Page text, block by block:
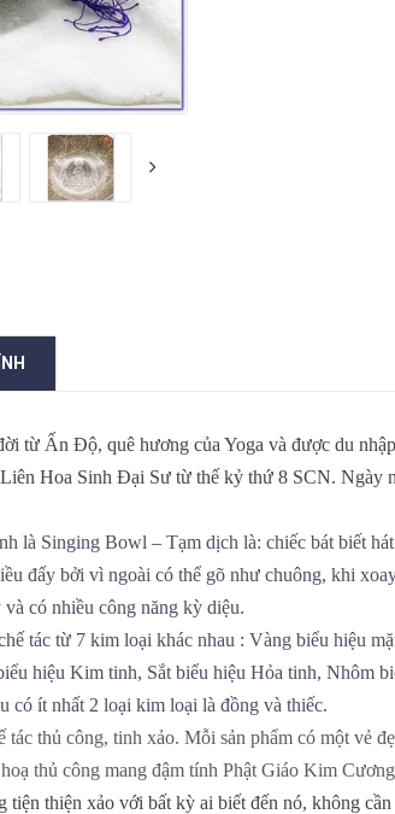
từ Ấn Độ, quê hương của Yoga và được du
Hoa Sinh Đại Sư từ thế kỷ thứ 8 SCN. Ngày
là Singing Bowl – Tạm dịch là: chiếc bát biết
đấy bởi vì ngoài có thể gõ như chuông, khi
có nhiều công năng kỳ diệu.
tác từ 7 kim loại khác nhau : Vàng biểu hiệu
hiệu Kim tinh, Sắt biểu hiệu Hỏa tinh, Nhôm
có ít nhất 2 loại kim loại là đồng và thiếc.
tác thủ công, tinh xảo. Mỗi sản phẩm có một vẻ
thủ công mang đậm tính Phật Giáo Kim
tiện thiện xảo với bất kỳ ai biết đến nó, không